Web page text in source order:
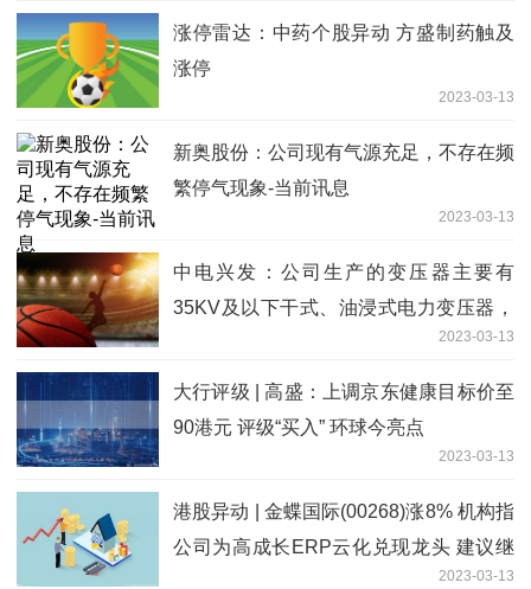
涨停雷达：中药个股异动 方盛制药触及
涨停
2023-03-13
新奥股份：公司现有气源充足，不存在频
繁停气现象-当前讯息
2023-03-13
中电兴发：公司生产的变压器主要有
35KV及以下干式、油浸式电力变压器，
产品具有可靠性高，使用寿命长的特点
2023-03-13
大行评级 | 高盛：上调京东健康目标价至
90港元 评级“买入” 环球今亮点
2023-03-13
港股异动 | 金蝶国际(00268)涨8% 机构指
公司为高成长ERP云化兑现龙头 建议继
2023-03-13